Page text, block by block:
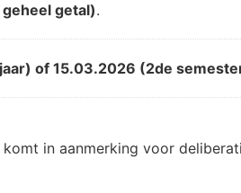
getal).
of 15.03.2026 (2de
in aanmerking voor